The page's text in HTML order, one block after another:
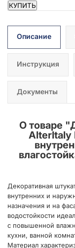
КУПИТЬ
Описание
Инструкция
Документы
О товаре "
AlterItaly
Декоративная
внутренних и
назначения и на
водостойкости
с повышенной
кухни, ванной
Материал